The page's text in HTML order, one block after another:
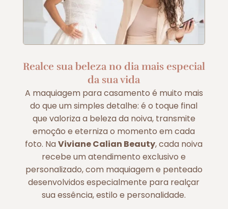
Realce sua beleza no dia mais especial
da sua vida
A maquiagem para casamento é muito mais
do que um simples detalhe: é o toque final
que valoriza a beleza da noiva, transmite
emoção e eterniza o momento em cada
foto. NaViviane Calian Beauty, cada noiva
recebe um atendimento exclusivo e
personalizado, com maquiagem e penteado
desenvolvidos especialmente para realçar
sua essência, estilo e personalidade.